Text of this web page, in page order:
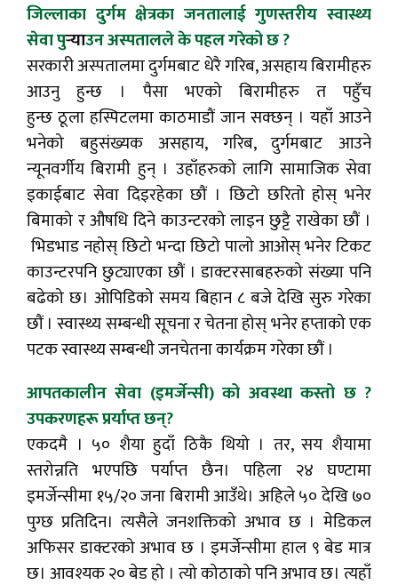
जिल्लाका दुर्गम क्षेत्रका जनतालाई गुणस्तरीय स्वास्थ्य
सेवा पुर्‍याउन अस्पतालले के पहल गरेको छ ?
सरकारी अस्पतालमा दुर्गमबाट धेरै गरिब, असहाय बिरामीहरु
आउनु हुन्छ । पैसा भएको बिरामीहरु त पहुँच
हुन्छ ठूला हस्पिटलमा काठमाडौं जान सक्छन् । यहाँ आउने
भनेको बहुसंख्यक असहाय, गरिब, दुर्गमबाट आउने
न्यूनवर्गीय बिरामी हुन् । उहाँहरुको लागि सामाजिक सेवा
इकाईबाट सेवा दिइरहेका छौं । छिटो छरितो होस् भनेर
बिमाको र औषधि दिने काउन्टरको लाइन छुट्टै राखेका छौं ।
भिडभाड नहोस् छिटो भन्दा छिटो पालो आओस् भनेर टिकट
काउन्टरपनि छुट्याएका छौं । डाक्टरसाबहरुको संख्या पनि
बढेको छ। ओपिडिको समय बिहान ८ बजे देखि सुरु गरेका
छौं । स्वास्थ्य सम्बन्धी सूचना र चेतना होस् भनेर हप्ताको एक
पटक स्वास्थ्य सम्बन्धी जनचेतना कार्यक्रम गरेका छौं ।
आपतकालीन सेवा (इमर्जेन्सी) को अवस्था कस्तो छ ?
उपकरणहरू प्रर्याप्त छन्?
एकदमै । ५० शैया हुदाँ ठिकै थियो । तर, सय शैयामा
स्तरोन्नति भएपछि पर्याप्त छैन। पहिला २४ घण्टामा
इमर्जेन्सीमा १५/२० जना बिरामी आउँथे। अहिले ५० देखि ७०
पुग्छ प्रतिदिन। त्यसैले जनशक्तिको अभाव छ । मेडिकल
अफिसर डाक्टरको अभाव छ । इमर्जेन्सीमा हाल ९ बेड मात्र
छ। आवश्यक २० बेड हो । त्यो कोठाको पनि अभाव छ। त्यहाँ